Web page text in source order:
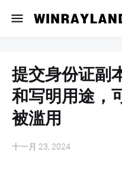
提交身份证副
和写明用途，
被滥用
十一月 23, 2024